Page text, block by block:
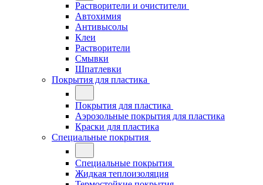
Растворители и очистители
Автохимия
Антивысолы
Клеи
Растворители
Смывки
Шпатлевки
Покрытия для пластика
Покрытия для пластика
Аэрозольные покрытия для пластика
Краски для пластика
Специальные покрытия
Специальные покрытия
Жидкая теплоизоляция